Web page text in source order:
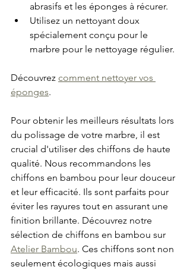
abrasifs et les éponges à récurer.
Utilisez un nettoyant doux
spécialement conçu pour le
marbre pour le nettoyage régulier.
Découvrez comment nettoyer vos
éponges.
Pour obtenir les meilleurs résultats lors
du polissage de votre marbre, il est
crucial d'utiliser des chiffons de haute
qualité. Nous recommandons les
chiffons en bambou pour leur douceur
et leur efficacité. Ils sont parfaits pour
éviter les rayures tout en assurant une
finition brillante. Découvrez notre
sélection de chiffons en bambou sur
Atelier Bambou. Ces chiffons sont non
seulement écologiques mais aussi